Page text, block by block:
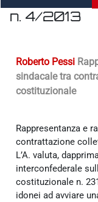
n. 4/2013
Roberto Pessi
sindacale tra
costituzionale
Rappresentanza e
contrattazione
L’A. valuta,
interconfederale
costituzionale n.
idonei ad avviare